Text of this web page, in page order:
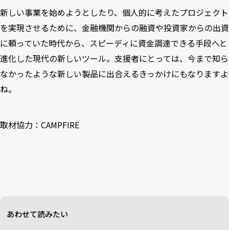
新しい事業を始めようとしたり、個人的に考えたプロジェクト
を実現させるために、金融機関からの融資や投資家からの出資
に頼っていた時代から、スピーディに資金調達できる手段へと
進化した現代の新しいツール。支援者にとっては、今まで知ら
なかったような新しい製品に出合えるきっかけにもなりますよ
ね。
取材協力： CAMPFIRE
あわせて読みたい